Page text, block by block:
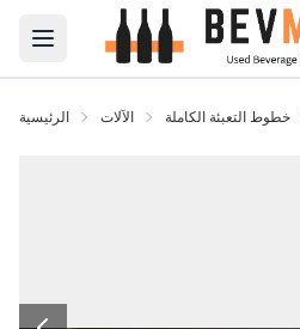
Open main menu
الرئيسية الآلات خطوط التعبئة الكاملة